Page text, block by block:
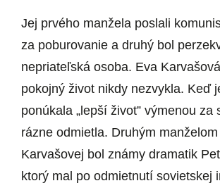
Jej prvého manžela poslali
za poburovanie a druhý bol
nepriateľská osoba. Eva
pokojný život nikdy nezvykla. Keď
ponúkala „lepší život” výmenou za
rázne odmietla. Druhým
Karvašovej bol známy dramatik
ktorý mal po odmietnutí sovietskej